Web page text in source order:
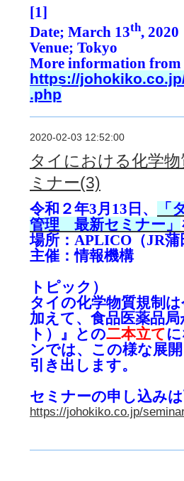
[1]
Date; March 13th, 2020
Venue; Tokyo
More information from
https://
.php
2020-02-03 12:52:00
タイにおける化学
ミナー(3)
令和２年3月13日、
「
管理 最新セミナー」
場所：APLICO（JR
主催：情報機構
トピック）
タイの化学物質規制
加えて、食品医薬品
ト）』との二本立て
ンでは、この様な展
引き出します。
セミナーの申し込み
https://johokiko.co.jp/